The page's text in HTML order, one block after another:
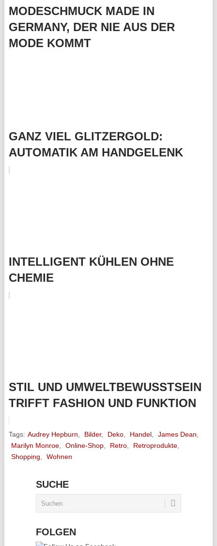
MODESCHMUCK MADE IN
GERMANY, DER NIE AUS DER
MODE KOMMT
GANZ VIEL GLITZERGOLD:
AUTOMATIK AM HANDGELENK
INTELLIGENT KÜHLEN OHNE
CHEMIE
STIL UND UMWELTBEWUSSTSEIN
TRIFFT FASHION UND FUNKTION
Tags: Audrey Hepburn, Bilder, Deko, Handel, James Dean,
Marilyn Monroe, Online-Shop, Retro, Retroprodukte,
Shopping, Wohnen
SUCHE
FOLGEN